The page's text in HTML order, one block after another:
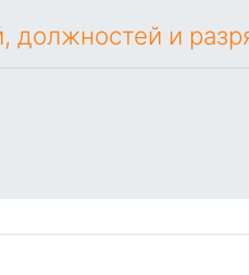
должностей и